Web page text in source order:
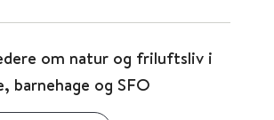
om natur og friluftsliv i
barnehage og SFO